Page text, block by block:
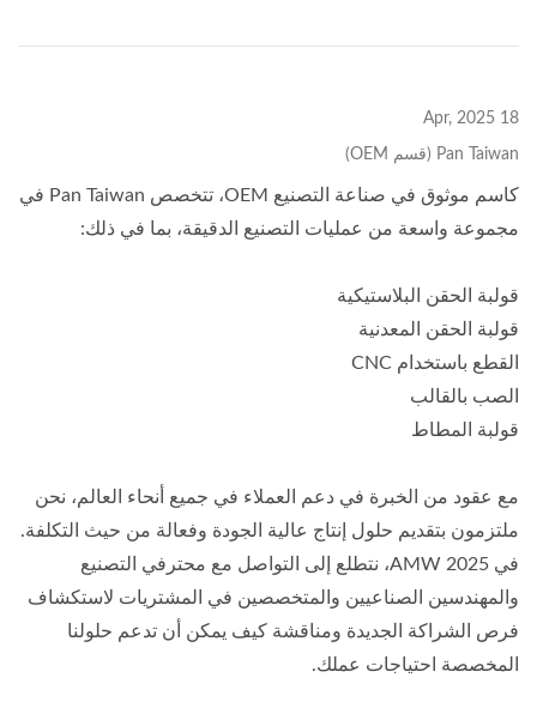
18 Apr, 2025
Pan Taiwan (قسم OEM)
كاسم موثوق في صناعة التصنيع OEM، تتخصص Pan Taiwan في
مجموعة واسعة من عمليات التصنيع الدقيقة، بما في ذلك:
قولبة الحقن البلاستيكية
قولبة الحقن المعدنية
القطع باستخدام CNC
الصب بالقالب
قولبة المطاط
مع عقود من الخبرة في دعم العملاء في جميع أنحاء العالم، نحن
ملتزمون بتقديم حلول إنتاج عالية الجودة وفعالة من حيث التكلفة.
في AMW 2025، نتطلع إلى التواصل مع محترفي التصنيع
والمهندسين الصناعيين والمتخصصين في المشتريات لاستكشاف
فرص الشراكة الجديدة ومناقشة كيف يمكن أن تدعم حلولنا
المخصصة احتياجات عملك.